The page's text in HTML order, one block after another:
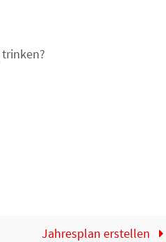
trinken?
Jahresplan erstellen